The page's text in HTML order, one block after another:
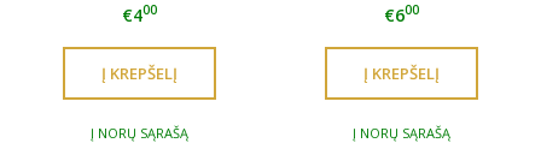
€400
Į NORŲ SĄRAŠĄ
€600
Į NORŲ SĄRAŠĄ